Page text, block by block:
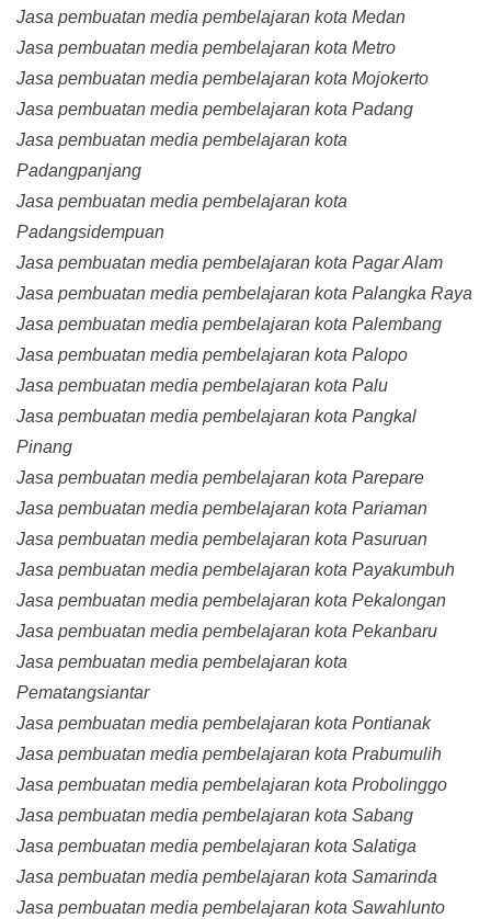
Jasa pembuatan media pembelajaran kota Medan
Jasa pembuatan media pembelajaran kota Metro
Jasa pembuatan media pembelajaran kota Mojokerto
Jasa pembuatan media pembelajaran kota Padang
Jasa pembuatan media pembelajaran kota
Padangpanjang
Jasa pembuatan media pembelajaran kota
Padangsidempuan
Jasa pembuatan media pembelajaran kota Pagar Alam
Jasa pembuatan media pembelajaran kota Palangka Raya
Jasa pembuatan media pembelajaran kota Palembang
Jasa pembuatan media pembelajaran kota Palopo
Jasa pembuatan media pembelajaran kota Palu
Jasa pembuatan media pembelajaran kota Pangkal
Pinang
Jasa pembuatan media pembelajaran kota Parepare
Jasa pembuatan media pembelajaran kota Pariaman
Jasa pembuatan media pembelajaran kota Pasuruan
Jasa pembuatan media pembelajaran kota Payakumbuh
Jasa pembuatan media pembelajaran kota Pekalongan
Jasa pembuatan media pembelajaran kota Pekanbaru
Jasa pembuatan media pembelajaran kota
Pematangsiantar
Jasa pembuatan media pembelajaran kota Pontianak
Jasa pembuatan media pembelajaran kota Prabumulih
Jasa pembuatan media pembelajaran kota Probolinggo
Jasa pembuatan media pembelajaran kota Sabang
Jasa pembuatan media pembelajaran kota Salatiga
Jasa pembuatan media pembelajaran kota Samarinda
Jasa pembuatan media pembelajaran kota Sawahlunto